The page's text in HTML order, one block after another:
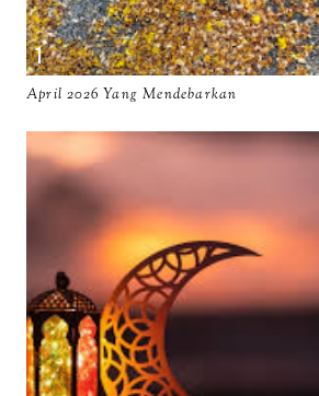
April 2026 Yang Mendebarkan